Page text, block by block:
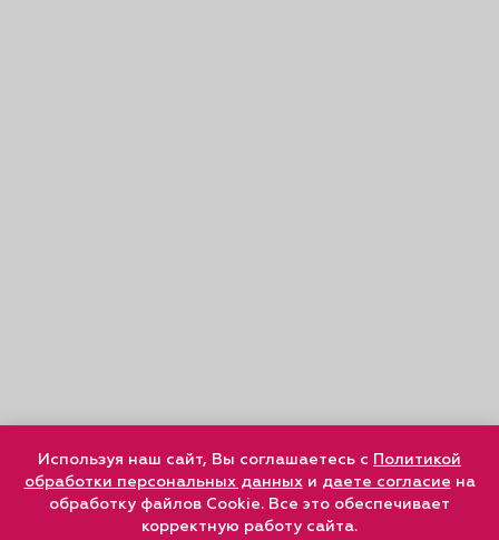
Используя наш сайт, Вы соглашаетесь с Политикой
обработки персональных данныхи даете согласие на
обработку файлов Cookie. Все это обеспечивает
корректную работу сайта.